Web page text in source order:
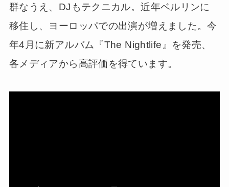
群なうえ、DJもテクニカル。近年ベルリンに
移住し、ヨーロッパでの出演が増えました。今
年4月に新アルバム『The Nightlife』を発売、
各メディアから高評価を得ています。